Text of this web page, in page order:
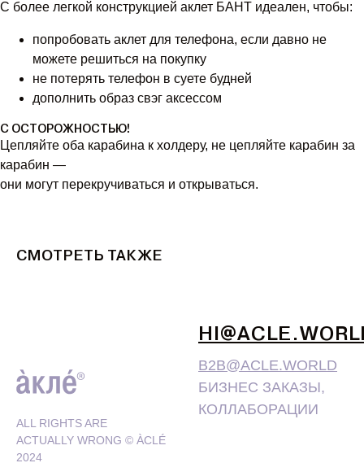
С более легкой конструкцией аклет БАНТ идеален, чтобы:
попробовать аклет для телефона, если давно не
можете решиться на покупку
не потерять телефон в суете будней
дополнить образ свэг аксессом
С ОСТОРОЖНОСТЬЮ!
Цепляйте оба карабина к холдеру, не цепляйте карабин за
карабин —
они могут перекручиваться и открываться.
СМОТРЕТЬ ТАКЖЕ
ALL RIGHTS ARE
ACTUALLY WRONG © ÀCLÉ
2024
B2B@ACLE.WORLD
БИЗНЕС ЗАКАЗЫ,
КОЛЛАБОРАЦИИ